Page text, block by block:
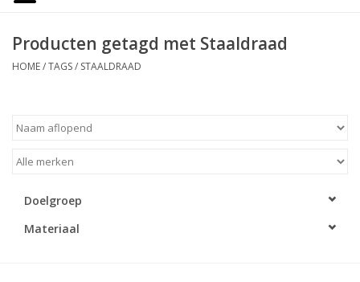
Occasions
Overige
Merken
Producten getagd met Staaldraad
HOME/TAGS/ STAALDRAAD
Doelgroep
Materiaal